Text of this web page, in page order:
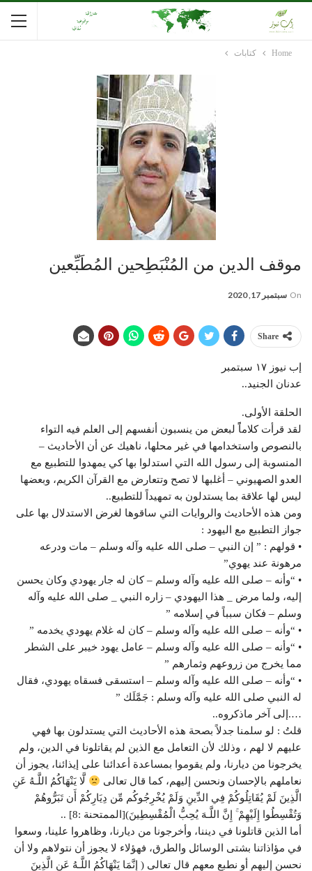
Home كتابات
موقف الدين من المُنْبَطِحين المُطَبِّعين
On سبتمبر 17, 2020
Share
إب نيوز ١٧ سبتمبر
عدنان الجنيد..
الحلقة الأولى.
لقد قرأت كلاماًً لبعض من ينسبون أنفسهم إلى العلم فيه التواء
بالنصوص واستخدامها في غير محلها، ناهيك عن أن الأحاديث –
المنسوبة إلى رسول الله التي استدلوا بها كي يمهدوا للتطبيع مع
العدو الصهيوني – أغلبها لا تصح وتتعارض مع القرآن الكريم، وبعضها
ليس لها علاقة بما يستدلون به تمهيداً للتطبيع..
ومن هذه الأحاديث والروايات التي ساقوها لغرض الاستدلال بها على
جواز التطبيع مع اليهود :
• قولهم : ” إن النبي – صلى الله عليه وآله وسلم – مات ودرعه
مرهونة عند يهوي”
• “وأنه – صلى الله عليه وآله وسلم – كان له جار يهودي وكان يحسن
إليه، ولما مرض _ هذا اليهودي – زاره النبي _ صلى الله عليه وآله
وسلم – فكان سبباً في إسلامه ”
• “وأنه – صلى الله عليه وآله وسلم – كان له غلام يهودي يخدمه ”
• “وأنه – صلى الله عليه وآله وسلم – عامل يهود خيبر على الشطر
مما يخرج من زروعهم وثمارهم ”
• “وأنه – صلى الله عليه وآله وسلم – استسقى فسقاه يهودي، فقال
له النبي صلى الله عليه وآله وسلم : جَمَّلَك ”
….إلى آخر ماذكروه..
قلتُ : لو سلمنا جدلاً بصحة هذه الأحاديث التي يستدلون بها فهي
عليهم لا لهم ، وذلك لأن التعامل مع الذين لم يقاتلونا في الدين، ولم
يخرجونا من ديارنا، ولم يقوموا بمساعدة أعدائنا على إيذائنا، يجوز أن
نعاملهم بالإحسان ونحسن إليهم، كما قال تعالى
لَّا يَنْهَاكُمُ اللَّـهُ عَنِ
الَّذِينَ لَمْ يُقَاتِلُوكُمْ فِي الدِّينِ وَلَمْ يُخْرِ‌جُوكُم مِّن دِيَارِ‌كُمْ أَن تَبَرُّ‌وهُمْ
وَتُقْسِطُوا إِلَيْهِمْ ۚ إِنَّ اللَّـهَ يُحِبُّ الْمُقْسِطِينَ)[الممتحنة :8] ..
أما الذين قاتلونا في ديننا، وأخرجونا من ديارنا، وظاهروا علينا، وسعوا
في مؤاذاتنا بشتى الوسائل والطرق، فهؤلاء لا يجوز أن نتولاهم ولا أن
نحسن إليهم أو نطبع معهم قال تعالى ( إِنَّمَا يَنْهَاكُمُ اللَّـهُ عَنِ الَّذِينَ